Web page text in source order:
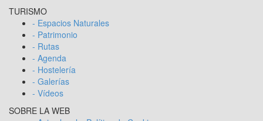
TURISMO
- Espacios Naturales
- Patrimonio
- Rutas
- Agenda
- Hostelería
- Galerías
- Vídeos
SOBRE LA WEB